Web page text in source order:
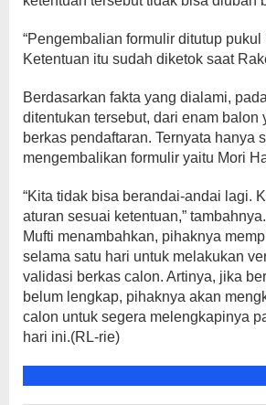
“Pengembalian formulir ditutup pukul
Ketentuan itu sudah diketok saat
Berdasarkan fakta yang dialami,
ditentukan tersebut, dari enam balon
berkas pendaftaran. Ternyata hanya
mengembalikan formulir yaitu Mori
“Kita tidak bisa berandai-andai lagi.
aturan sesuai ketentuan,” tambahnya.
Mufti menambahkan, pihaknya
selama satu hari untuk melakukan
validasi berkas calon. Artinya, jika
belum lengkap, pihaknya akan
calon untuk segera melengkapinya
hari ini.(RL-rie)